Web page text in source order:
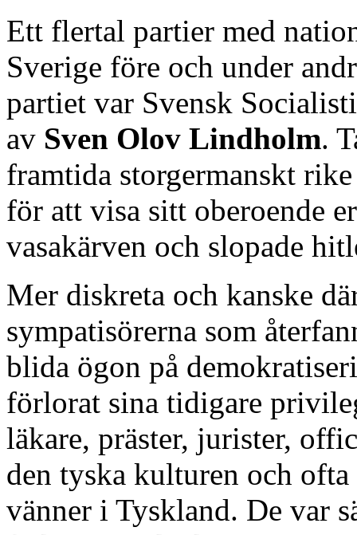
Ett flertal partier med
Sverige före och under
partiet var Svensk
av Sven Olov Lindholm.
framtida storgermanskt
för att visa sitt oberoende
vasakärven och slopade
Mer diskreta och kanske
sympatisörerna som
blida ögon på
förlorat sina tidigare
läkare, präster, jurister,
den tyska kulturen och
vänner i Tyskland. De var